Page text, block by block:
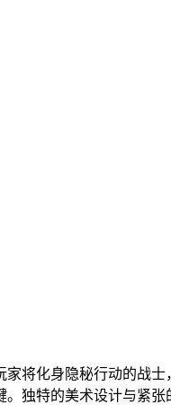
将化身隐秘行动的战
独特的美术设计与紧